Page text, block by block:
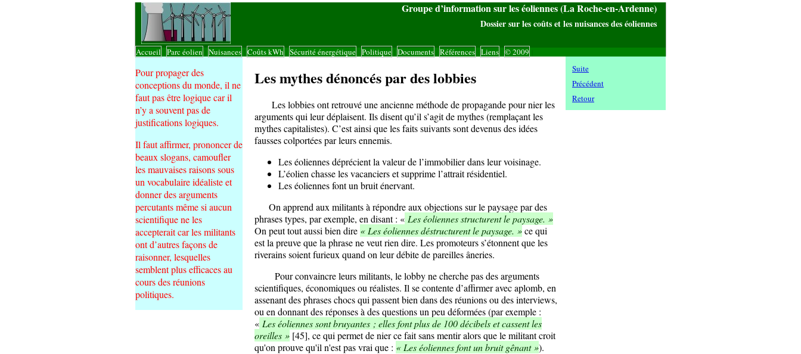
Groupe d’information sur les éoliennes (La Roche-en-Ardenne)
Dossier sur les coûts et les nuisances des éoliennes
Accueil Parc éolien Nuisances Coûts kWh Sécurité énergétique Politique Documents Références Liens © 2009
Pour propager des
conceptions du monde, il ne
faut pas être logique car il
n’y a souvent pas de
justifications logiques.
Il faut affirmer, prononcer de
beaux slogans, camoufler
les mauvaises raisons sous
un vocabulaire idéaliste et
donner des arguments
percutants même si aucun
scientifique ne les
accepterait car les militants
ont d’autres façons de
raisonner, lesquelles
semblent plus efficaces au
cours des réunions
politiques.
Les mythes dénoncés par des lobbies
Les lobbies ont retrouvé une ancienne méthode de propagande pour nier les
arguments qui leur déplaisent. Ils disent qu’il s’agit de mythes (remplaçant les
mythes capitalistes). C’est ainsi que les faits suivants sont devenus des idées
fausses colportées par leurs ennemis.
Les éoliennes déprécient la valeur de l’immobilier dans leur voisinage.
L’éolien chasse les vacanciers et supprime l’attrait résidentiel.
Les éoliennes font un bruit énervant.
On apprend aux militants à répondre aux objections sur le paysage par des
phrases types, par exemple, en disant : « Les éoliennes structurent le paysage. »
On peut tout aussi bien dire « Les éoliennes déstructurent le paysage. »ce qui
est la preuve que la phrase ne veut rien dire. Les promoteurs s’étonnent que les
riverains soient furieux quand on leur débite de pareilles âneries.
Pour convaincre leurs militants, le lobby ne cherche pas des arguments
scientifiques, économiques ou réalistes. Il se contente d’affirmer avec aplomb, en
assenant des phrases chocs qui passent bien dans des réunions ou des interviews,
ou en donnant des réponses à des questions un peu déformées (par exemple :
« Les éoliennes sont bruyantes ; elles font plus de 100 décibels et cassent les
oreilles » [45], ce qui permet de nier ce fait sans mentir alors que le militant croit
qu'on prouve qu'il n'est pas vrai que : « Les éoliennes font un bruit gênant »).
Suite
Précédent
Retour